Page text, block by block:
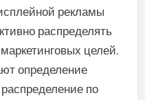
рекламы
распределять
целей.
определение
по